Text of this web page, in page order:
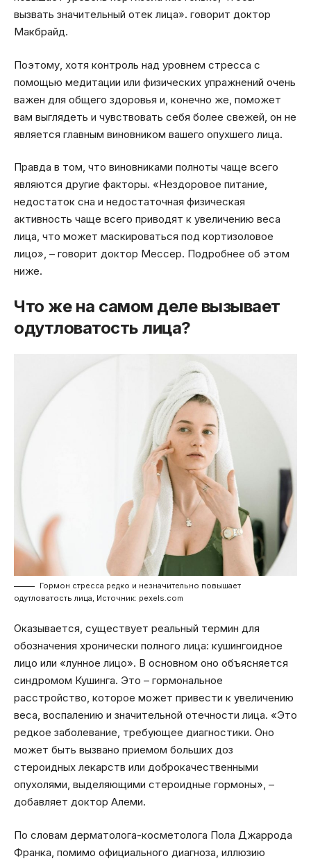
вызвать значительный отек лица». говорит доктор
Макбрайд.
Поэтому, хотя контроль над уровнем стресса с
помощью медитации или физических упражнений очень
важен для общего здоровья и, конечно же, поможет
вам выглядеть и чувствовать себя более свежей, он не
является главным виновником вашего опухшего лица.
Правда в том, что виновниками полноты чаще всего
являются другие факторы. «Нездоровое питание,
недостаток сна и недостаточная физическая
активность чаще всего приводят к увеличению веса
лица, что может маскироваться под кортизоловое
лицо», – говорит доктор Мессер. Подробнее об этом
ниже.
Что же на самом деле вызывает
одутловатость лица?
Гормон стресса редко и незначительно повышает
одутловатость лица, Источник: pexels.com
Оказывается, существует реальный термин для
обозначения хронически полного лица: кушингоидное
лицо или «лунное лицо». В основном оно объясняется
синдромом Кушинга. Это – гормональное
расстройство, которое может привести к увеличению
веса, воспалению и значительной отечности лица. «Это
редкое заболевание, требующее диагностики. Оно
может быть вызвано приемом больших доз
стероидных лекарств или доброкачественными
опухолями, выделяющими стероидные гормоны», –
добавляет доктор Алеми.
По словам дерматолога-косметолога Пола Джаррода
Франка, помимо официального диагноза, иллюзию